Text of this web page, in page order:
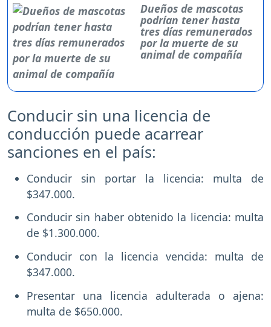
Dueños de mascotas
podrían tener hasta
tres días remunerados
por la muerte de su
animal de compañía
Conducir sin una licencia de
conducción puede acarrear
sanciones en el país:
Conducir sin portar la licencia: multa de
$347.000.
Conducir sin haber obtenido la licencia: multa
de $1.300.000.
Conducir con la licencia vencida: multa de
$347.000.
Presentar una licencia adulterada o ajena:
multa de $650.000.